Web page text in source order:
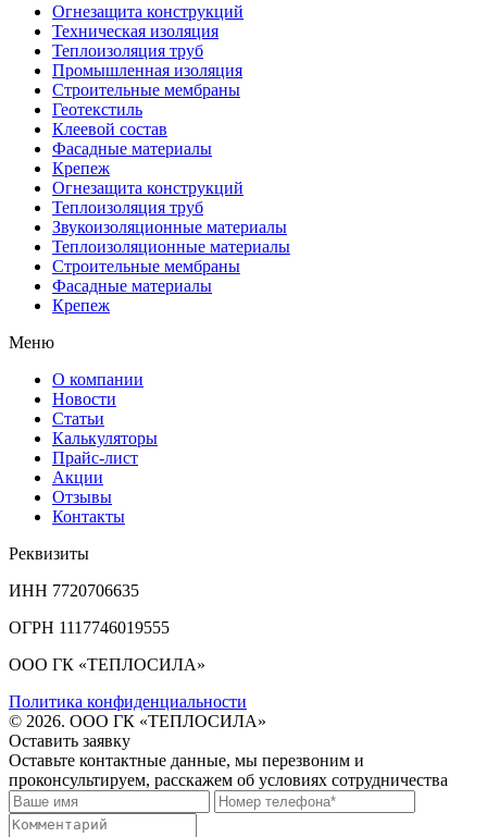
Огнезащита конструкций
Техническая изоляция
Теплоизоляция труб
Промышленная изоляция
Строительные мембраны
Геотекстиль
Клеевой состав
Фасадные материалы
Крепеж
Огнезащита конструкций
Теплоизоляция труб
Звукоизоляционные материалы
Теплоизоляционные материалы
Строительные мембраны
Фасадные материалы
Крепеж
Меню
О компании
Новости
Статьи
Калькуляторы
Прайс-лист
Акции
Отзывы
Контакты
Реквизиты
ИНН 7720706635
ОГРН 1117746019555
ООО ГК «ТЕПЛОСИЛА»
Политика конфиденциальности
© 2026. ООО ГК «ТЕПЛОСИЛА»
Оставить заявку
Оставьте контактные данные, мы перезвоним и
проконсультируем, расскажем об условиях сотрудничества